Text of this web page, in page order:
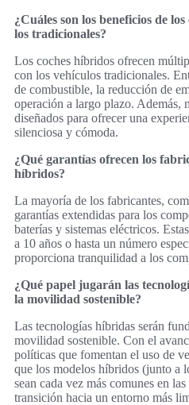
¿Cuáles son los beneficios de
los tradicionales?
Los coches híbridos ofrecen
con los vehículos tradicionales.
de combustible, la reducción de
operación a largo plazo. Además,
diseñados para ofrecer una
silenciosa y cómoda.
¿Qué garantías ofrecen los
híbridos?
La mayoría de los fabricantes,
garantías extendidas para los
baterías y sistemas eléctricos.
a 10 años o hasta un número
proporciona tranquilidad a los
¿Qué papel jugarán las
la movilidad sostenible?
Las tecnologías híbridas serán
movilidad sostenible. Con el
políticas que fomentan el uso de
que los modelos híbridos (junto a
sean cada vez más comunes en
transición hacia un entorno más